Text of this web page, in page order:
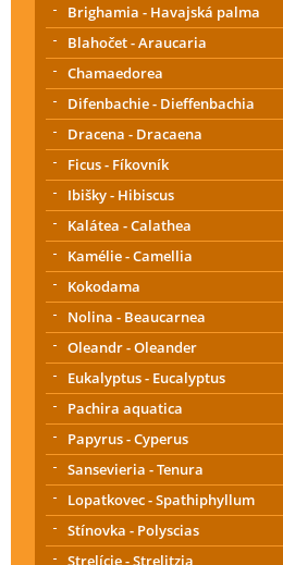
Brighamia - Havajská palma
Blahočet - Araucaria
Chamaedorea
Difenbachie - Dieffenbachia
Dracena - Dracaena
Ficus - Fíkovník
Ibišky - Hibiscus
Kalátea - Calathea
Kamélie - Camellia
Kokodama
Nolina - Beaucarnea
Oleandr - Oleander
Eukalyptus - Eucalyptus
Pachira aquatica
Papyrus - Cyperus
Sansevieria - Tenura
Lopatkovec - Spathiphyllum
Stínovka - Polyscias
Strelície - Strelitzia